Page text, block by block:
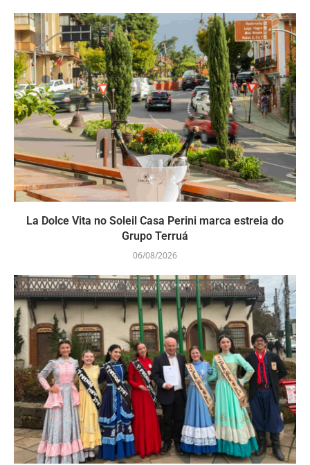
La Dolce Vita no Soleil Casa Perini marca estreia do
Grupo Terruá
06/08/2026